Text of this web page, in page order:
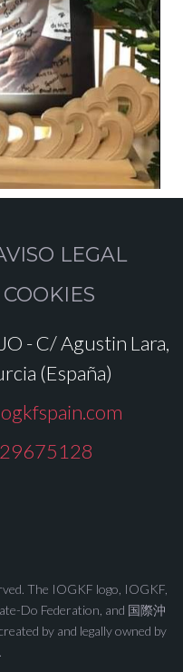
LEGAL
- C/ Agustin Lara,
(España)
The IOGKF logo, IOGKF,
Do Federation, and 国際沖
by and legally owned by